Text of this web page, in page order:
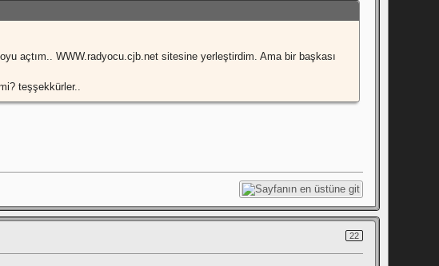
açtım.. WWW.radyocu.cjb.net sitesine yerleştirdim. Ama bir başkası
teşşekkürler..
22